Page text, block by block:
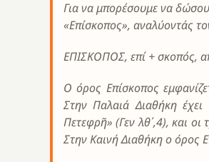
Για να μπορέσουμε να
«Επίσκοπος», αναλύοντάς
ΕΠΙΣΚΟΠΟΣ, επί + σκοπός,
Ο όρος Επίσκοπος
Στην Παλαιά Διαθήκη
Πετεφρῆ» (Γεν λθ΄,4), και
Στην Καινή Διαθήκη ο όρος